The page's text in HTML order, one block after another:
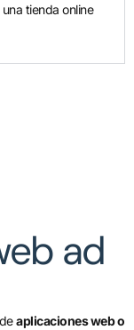
tienda online
ad
aplicaciones web o